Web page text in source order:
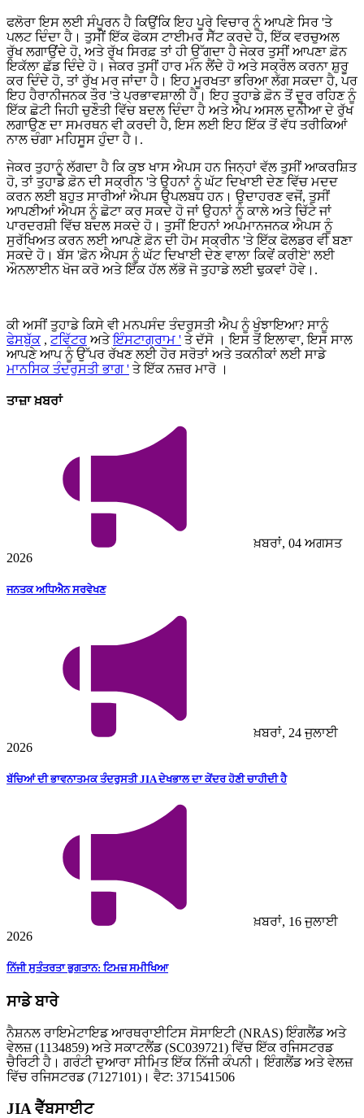
ਫਲੋਰਾ ਇਸ ਲਈ ਸੰਪੂਰਨ ਹੈ ਕਿਉਂਕਿ ਇਹ ਪੂਰੇ ਵਿਚਾਰ ਨੂੰ ਆਪਣੇ ਸਿਰ 'ਤੇ
ਪਲਟ ਦਿੰਦਾ ਹੈ। ਤੁਸੀਂ ਇੱਕ ਫੋਕਸ ਟਾਈਮਰ ਸੈੱਟ ਕਰਦੇ ਹੋ, ਇੱਕ ਵਰਚੁਅਲ
ਰੁੱਖ ਲਗਾਉਂਦੇ ਹੋ, ਅਤੇ ਰੁੱਖ ਸਿਰਫ਼ ਤਾਂ ਹੀ ਉੱਗਦਾ ਹੈ ਜੇਕਰ ਤੁਸੀਂ ਆਪਣਾ ਫ਼ੋਨ
ਇਕੱਲਾ ਛੱਡ ਦਿੰਦੇ ਹੋ। ਜੇਕਰ ਤੁਸੀਂ ਹਾਰ ਮੰਨ ਲੈਂਦੇ ਹੋ ਅਤੇ ਸਕ੍ਰੌਲ ਕਰਨਾ ਸ਼ੁਰੂ
ਕਰ ਦਿੰਦੇ ਹੋ, ਤਾਂ ਰੁੱਖ ਮਰ ਜਾਂਦਾ ਹੈ। ਇਹ ਮੂਰਖਤਾ ਭਰਿਆ ਲੱਗ ਸਕਦਾ ਹੈ, ਪਰ
ਇਹ ਹੈਰਾਨੀਜਨਕ ਤੌਰ 'ਤੇ ਪ੍ਰਭਾਵਸ਼ਾਲੀ ਹੈ। ਇਹ ਤੁਹਾਡੇ ਫ਼ੋਨ ਤੋਂ ਦੂਰ ਰਹਿਣ ਨੂੰ
ਇੱਕ ਛੋਟੀ ਜਿਹੀ ਚੁਣੌਤੀ ਵਿੱਚ ਬਦਲ ਦਿੰਦਾ ਹੈ ਅਤੇ ਐਪ ਅਸਲ ਦੁਨੀਆ ਦੇ ਰੁੱਖ
ਲਗਾਉਣ ਦਾ ਸਮਰਥਨ ਵੀ ਕਰਦੀ ਹੈ, ਇਸ ਲਈ ਇਹ ਇੱਕ ਤੋਂ ਵੱਧ ਤਰੀਕਿਆਂ
ਨਾਲ ਚੰਗਾ ਮਹਿਸੂਸ ਹੁੰਦਾ ਹੈ।.
ਜੇਕਰ ਤੁਹਾਨੂੰ ਲੱਗਦਾ ਹੈ ਕਿ ਕੁਝ ਖਾਸ ਐਪਸ ਹਨ ਜਿਨ੍ਹਾਂ ਵੱਲ ਤੁਸੀਂ ਆਕਰਸ਼ਿਤ
ਹੋ, ਤਾਂ ਤੁਹਾਡੇ ਫ਼ੋਨ ਦੀ ਸਕ੍ਰੀਨ 'ਤੇ ਉਹਨਾਂ ਨੂੰ ਘੱਟ ਦਿਖਾਈ ਦੇਣ ਵਿੱਚ ਮਦਦ
ਕਰਨ ਲਈ ਬਹੁਤ ਸਾਰੀਆਂ ਐਪਸ ਉਪਲਬਧ ਹਨ। ਉਦਾਹਰਣ ਵਜੋਂ, ਤੁਸੀਂ
ਆਪਣੀਆਂ ਐਪਸ ਨੂੰ ਛੋਟਾ ਕਰ ਸਕਦੇ ਹੋ ਜਾਂ ਉਹਨਾਂ ਨੂੰ ਕਾਲੇ ਅਤੇ ਚਿੱਟੇ ਜਾਂ
ਪਾਰਦਰਸ਼ੀ ਵਿੱਚ ਬਦਲ ਸਕਦੇ ਹੋ। ਤੁਸੀਂ ਇਹਨਾਂ ਅਪਮਾਨਜਨਕ ਐਪਸ ਨੂੰ
ਸੁਰੱਖਿਅਤ ਕਰਨ ਲਈ ਆਪਣੇ ਫ਼ੋਨ ਦੀ ਹੋਮ ਸਕ੍ਰੀਨ 'ਤੇ ਇੱਕ ਫੋਲਡਰ ਵੀ ਬਣਾ
ਸਕਦੇ ਹੋ। ਬੱਸ 'ਫ਼ੋਨ ਐਪਸ ਨੂੰ ਘੱਟ ਦਿਖਾਈ ਦੇਣ ਵਾਲਾ ਕਿਵੇਂ ਕਰੀਏ' ਲਈ
ਔਨਲਾਈਨ ਖੋਜ ਕਰੋ ਅਤੇ ਇੱਕ ਹੱਲ ਲੱਭੋ ਜੋ ਤੁਹਾਡੇ ਲਈ ਢੁਕਵਾਂ ਹੋਵੇ।.
ਕੀ ਅਸੀਂ ਤੁਹਾਡੇ ਕਿਸੇ ਵੀ ਮਨਪਸੰਦ ਤੰਦਰੁਸਤੀ ਐਪ ਨੂੰ ਖੁੰਝਾਇਆ? ਸਾਨੂੰ
ਫੇਸਬੁੱਕ, ਟਵਿੱਟਰ ਅਤੇਇੰਸਟਾਗ੍ਰਾਮ ' ਤੇ ਦੱਸੋ । ਇਸ ਤੋਂ ਇਲਾਵਾ, ਇਸ ਸਾਲ
ਆਪਣੇ ਆਪ ਨੂੰ ਉੱਪਰ ਰੱਖਣ ਲਈ ਹੋਰ ਸਰੋਤਾਂ ਅਤੇ ਤਕਨੀਕਾਂ ਲਈ ਸਾਡੇ
ਮਾਨਸਿਕ ਤੰਦਰੁਸਤੀ ਭਾਗ ' ਤੇ ਇੱਕ ਨਜ਼ਰ ਮਾਰੋ ।
ਤਾਜ਼ਾ ਖ਼ਬਰਾਂ
ਖ਼ਬਰਾਂ, 04 ਅਗਸਤ
2026
ਜਨਤਕ ਅਧਿਐਨ ਸਰਵੇਖਣ
ਖ਼ਬਰਾਂ, 24 ਜੁਲਾਈ
2026
ਬੱਚਿਆਂ ਦੀ ਭਾਵਨਾਤਮਕ ਤੰਦਰੁਸਤੀ JIA ਦੇਖਭਾਲ ਦਾ ਕੇਂਦਰ ਹੋਣੀ ਚਾਹੀਦੀ ਹੈ
ਖ਼ਬਰਾਂ, 16 ਜੁਲਾਈ
2026
ਨਿੱਜੀ ਸੁਤੰਤਰਤਾ ਭੁਗਤਾਨ: ਟਿਮਜ਼ ਸਮੀਖਿਆ
ਸਾਡੇ ਬਾਰੇ
ਨੈਸ਼ਨਲ ਰਾਇਮੇਟਾਇਡ ਆਰਥਰਾਈਟਿਸ ਸੋਸਾਇਟੀ (NRAS) ਇੰਗਲੈਂਡ ਅਤੇ
ਵੇਲਜ਼ (1134859) ਅਤੇ ਸਕਾਟਲੈਂਡ (SC039721) ਵਿੱਚ ਇੱਕ ਰਜਿਸਟਰਡ
ਚੈਰਿਟੀ ਹੈ। ਗਰੰਟੀ ਦੁਆਰਾ ਸੀਮਿਤ ਇੱਕ ਨਿੱਜੀ ਕੰਪਨੀ। ਇੰਗਲੈਂਡ ਅਤੇ ਵੇਲਜ਼
ਵਿੱਚ ਰਜਿਸਟਰਡ (7127101)। ਵੈਟ: 371541506
JIA ਵੈੱਬਸਾਈਟ